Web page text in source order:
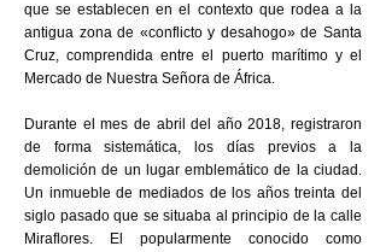
que se establecen en el contexto que rodea a la
antigua zona de «conflicto y desahogo» de Santa
Cruz, comprendida entre el puerto marítimo y el
Mercado de Nuestra Señora de África.
Durante el mes de abril del año 2018, registraron
de forma sistemática, los días previos a la
demolición de un lugar emblemático de la ciudad.
Un inmueble de mediados de los años treinta del
siglo pasado que se situaba al principio de la calle
Miraflores. El popularmente conocido como